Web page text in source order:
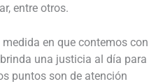
entre otros.
en que contemos con
una justicia al día para
puntos son de atención